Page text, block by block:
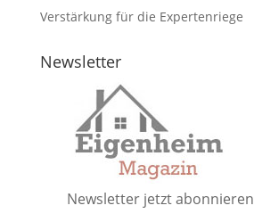
Verstärkung für die Expertenriege
Newsletter
Newsletter jetzt abonnieren